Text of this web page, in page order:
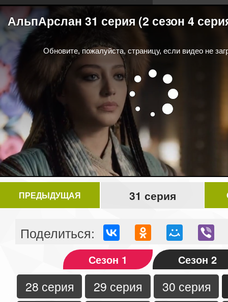
АльпАрслан 31 серия (2 сезон 4
modal
window.
Обновите, пожалуйста, страницу, если видео не
ПРЕДЫДУЩАЯ 31 серия
Поделиться:
Сезон 1 Сезон 2
28 серия 29 серия
30 серия